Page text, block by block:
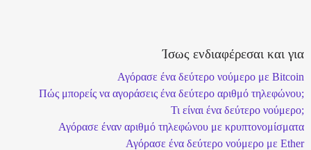
Ίσως ενδιαφέρεσαι και για
Αγόρασε ένα δεύτερο νούμερο με Bitcoin
Πώς μπορείς να αγοράσεις ένα δεύτερο αριθμό τηλεφώνου;
Τι είναι ένα δεύτερο νούμερο;
Αγόρασε έναν αριθμό τηλεφώνου με κρυπτονομίσματα
Αγόρασε ένα δεύτερο νούμερο με Ether